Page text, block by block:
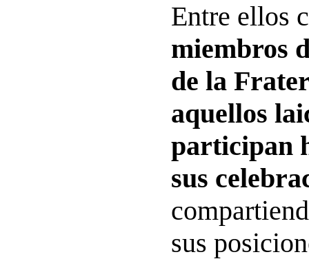
Entre ellos
miembros
de la
aquellos
participan
sus
sus